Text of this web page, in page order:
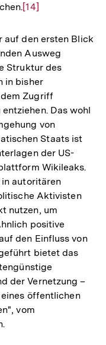
Zur
der
Fußnote
[14]
auf den ersten Blick
Ausweg
Struktur des
in bisher
Zugriff
Das wohl
von
Staats ist
der US-
Wikileaks.
autoritären
Aktivisten
nutzen, um
positive
den Einfluss von
bietet das
der Vernetzung –
öffentlichen
vom